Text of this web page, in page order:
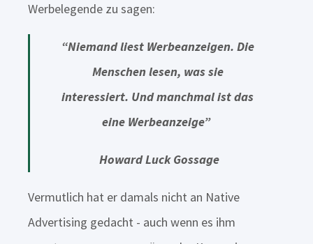
Werbelegende zu sagen:
“Niemand liest Werbeanzeigen. Die
Menschen lesen, was sie
interessiert. Und manchmal ist das
eine Werbeanzeige”
Howard Luck Gossage
Vermutlich hat er damals nicht an Native
Advertising gedacht - auch wenn es ihm